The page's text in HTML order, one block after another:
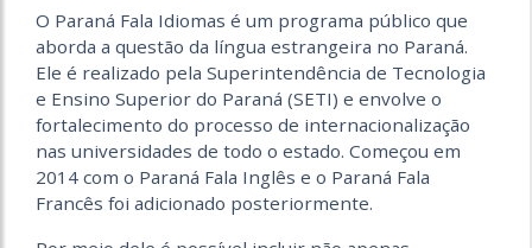
O Paraná Fala Idiomas é um programa público que
aborda a questão da língua estrangeira no Paraná.
Ele é realizado pela Superintendência de Tecnologia
e Ensino Superior do Paraná (SETI) e envolve o
fortalecimento do processo de internacionalização
nas universidades de todo o estado. Começou em
2014 com o Paraná Fala Inglês e o Paraná Fala
Francês foi adicionado posteriormente.